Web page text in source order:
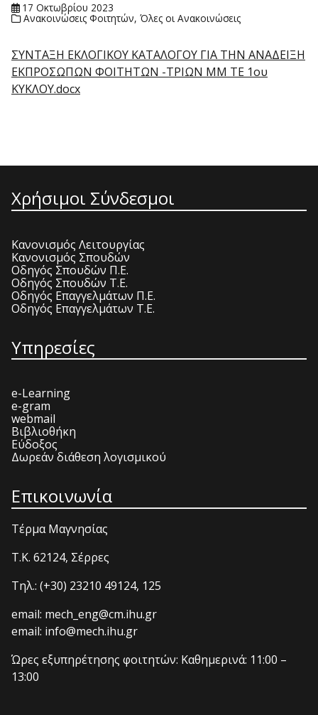
17 Οκτωβρίου 2023
Ανακοινώσεις Φοιτητών,Όλες οι Ανακοινώσεις
ΣΥΝΤΑΞΗ ΕΚΛΟΓΙΚΟΥ ΚΑΤΑΛΟΓΟΥ ΓΙΑ ΤΗΝ ΑΝΑΔΕΙΞΗ
ΕΚΠΡΟΣΩΠΩΝ ΦΟΙΤΗΤΩΝ -ΤΡΙΩΝ ΜΜ ΤΕ 1ου
ΚΥΚΛΟΥ.docx
Χρήσιμοι Σύνδεσμοι
Κανονισμός Λειτουργίας
Κανονισμός Σπουδών
Οδηγός Σπουδών Π.Ε.
Οδηγός Σπουδών Τ.Ε.
Οδηγός Επαγγελμάτων Π.Ε.
Οδηγός Επαγγελμάτων Τ.Ε.
Υπηρεσίες
e-Learning
e-gram
webmail
Βιβλιοθήκη
Εύδοξος
Δωρεάν διάθεση λογισμικού
Επικοινωνία
Τέρμα Μαγνησίας
T.K. 62124, Σέρρες
Τηλ.: (+30) 23210 49124, 125
email: mech_eng@cm.ihu.gr
email: info@mech.ihu.gr
Ώρες εξυπηρέτησης φοιτητών: Καθημερινά: 11:00 –
13:00